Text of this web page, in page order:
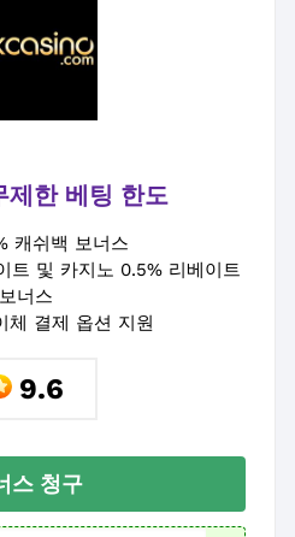
제한 베팅 한도
캐쉬백 보너스
트 및 카지노 0.5% 리베이트
보너스
체 결제 옵션 지원
9.6
스 청구